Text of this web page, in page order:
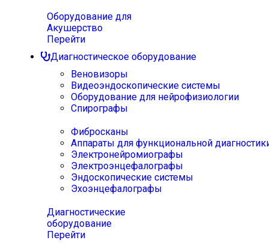
Оборудование для
Акушерство
Перейти
Диагностическое оборудование
Веновизоры
Видеоэндоскопические системы
Оборудование для нейрофизиологии
Спирографы
Фибросканы
Аппараты для функциональной
Электронейромиографы
Электроэнцефалографы
Эндоскопические системы
Эхоэнцефалографы
Диагностические
оборудование
Перейти